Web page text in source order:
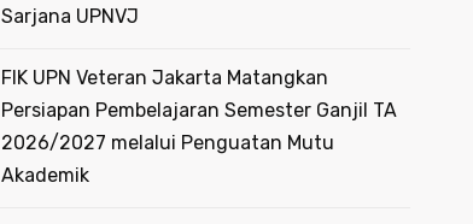
Sarjana UPNVJ
FIK UPN Veteran Jakarta Matangkan
Persiapan Pembelajaran Semester Ganjil TA
2026/2027 melalui Penguatan Mutu
Akademik